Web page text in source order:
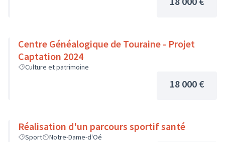
Centre Généalogique de Touraine - Projet
Captation 2024
Culture et patrimoine
18 000 €
Réalisation d'un parcours sportif santé
Sport Notre-Dame-d'Oé